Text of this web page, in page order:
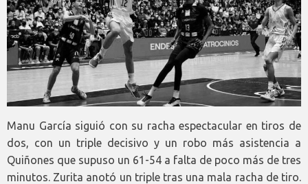
Manu García siguió con su racha espectacular en tiros de
dos, con un triple decisivo y un robo más asistencia a
Quiñones que supuso un 61-54 a falta de poco más de tres
minutos. Zurita anotó un triple tras una mala racha de tiro.